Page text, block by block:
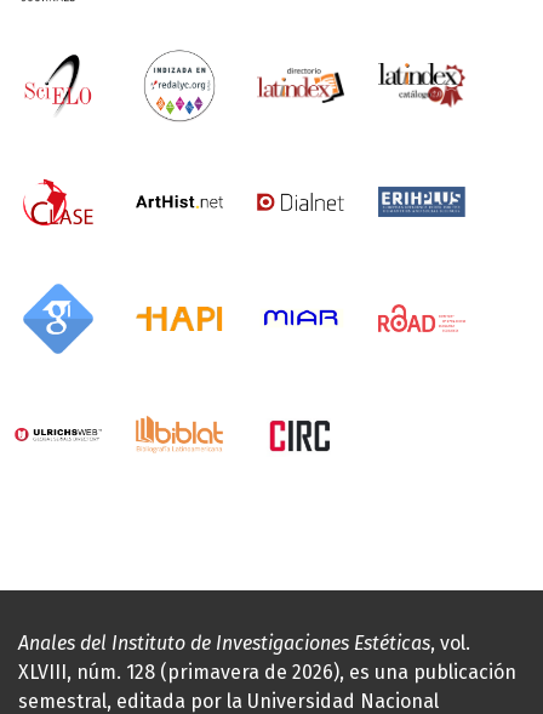
Anales del Instituto de Investigaciones Estéticas, vol.
XLVIII, núm. 128 (primavera de 2026), es una publicación
semestral, editada por la Universidad Nacional